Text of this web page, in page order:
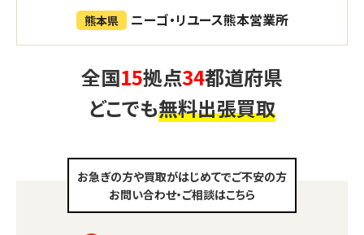
熊本県 ニーゴ・リユース熊本営業所
全国15拠点34都道府県
どこでも無料出張買取
お急ぎの方や買取がはじめてでご不安の方
お問い合わせ・ご相談はこちら